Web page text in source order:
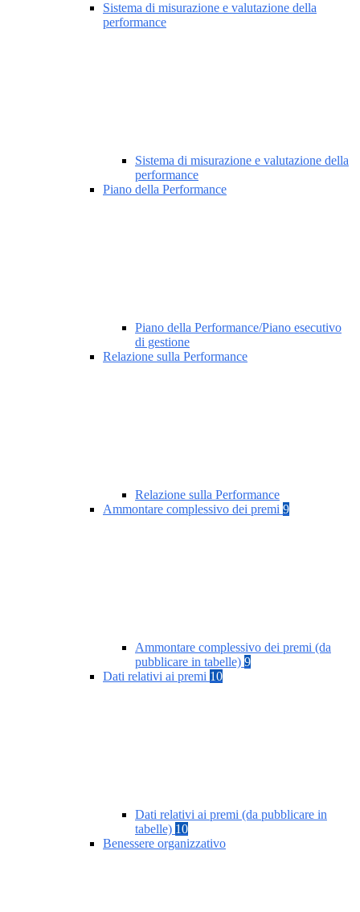
Sistema di misurazione e valutazione della
performance
Sistema di misurazione e valutazione della
performance
Piano della Performance
Piano della Performance/Piano esecutivo
di gestione
Relazione sulla Performance
Relazione sulla Performance
Ammontare complessivo dei premi 9
Ammontare complessivo dei premi (da
pubblicare in tabelle) 9
Dati relativi ai premi 10
Dati relativi ai premi (da pubblicare in
tabelle) 10
Benessere organizzativo